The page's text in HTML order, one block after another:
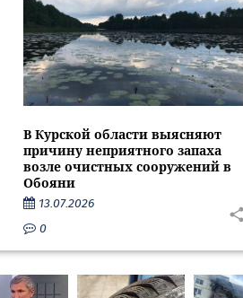
В Курской области выясняют
причину неприятного запаха
возле очистных сооружений в
Обояни
13.07.2026
0